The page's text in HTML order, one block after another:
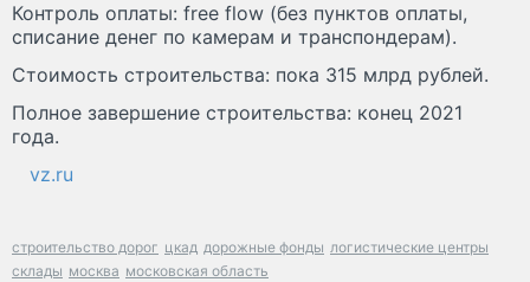
Контроль оплаты: free flow (без пунктов оплаты,
списание денег по камерам и транспондерам).
Стоимость строительства: пока 315 млрд рублей.
Полное завершение строительства: конец 2021
года.
vz.ru
строительство дорог цкад дорожные фонды логистические центры
склады москва московская область